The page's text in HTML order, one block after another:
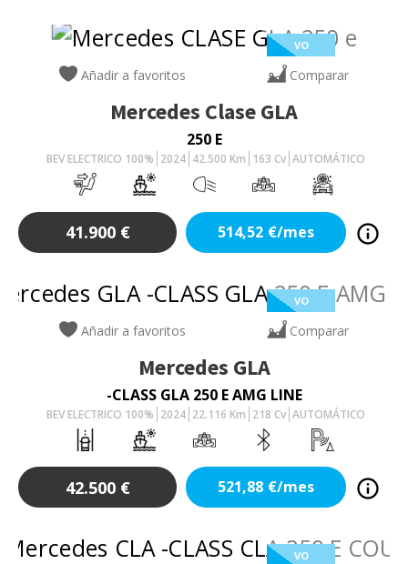
VO
Añadir a favoritos Comparar
Mercedes Clase GLA
250 E
BEV ELECTRICO 100% 2024 42.500 Km 163 Cv AUTOMÁTICO
41.900 € 514,52 €/mes
VO
Añadir a favoritos Comparar
Mercedes GLA
-CLASS GLA 250 E AMG LINE
BEV ELECTRICO 100% 2024 22.116 Km 218 Cv AUTOMÁTICO
42.500 € 521,88 €/mes
VO